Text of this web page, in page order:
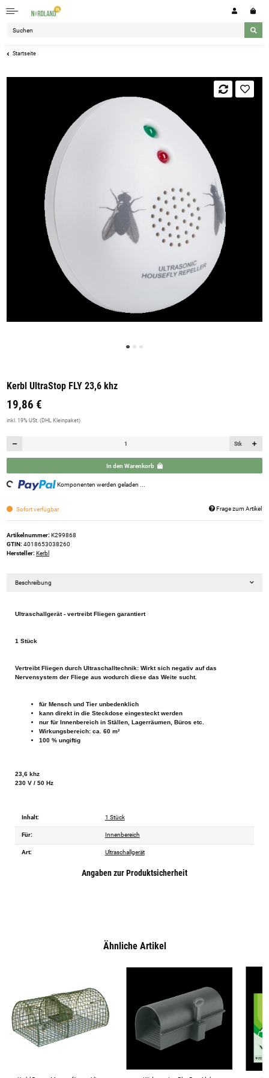
Startseite
Kerbl UltraStop FLY 23,6 khz
19,86 €
inkl. 19% USt. (DHL Kleinpaket)
Stk
In den Warenkorb
Komponenten werden geladen ...
Sofort verfügbar Frage zum Artikel
Artikelnummer: K299868
GTIN: 4018653038260
Hersteller: Kerbl
Beschreibung
Ultraschallgerät - vertreibt Fliegen garantiert
1 Stück
Vertreibt Fliegen durch Ultraschalltechnik: Wirkt sich negativ auf das
Nervensystem der Fliege aus wodurch diese das Weite sucht.
für Mensch und Tier unbedenklich
kann direkt in die Steckdose eingesteckt werden
nur für Innenbereich in Ställen, Lagerräumen, Büros etc.
Wirkungsbereich: ca. 60 m²
100 % ungiftig
23,6 khz
230 V / 50 Hz
Inhalt: 1 Stück
Für: Innenbereich
Art: Ultraschallgerät
Angaben zur Produktsicherheit
Ähnliche Artikel